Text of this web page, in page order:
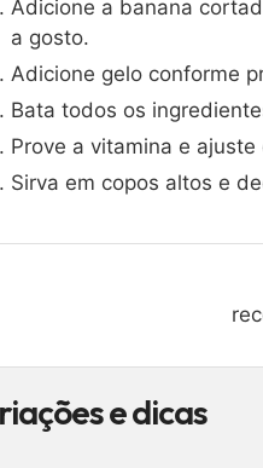
Adicione a banana
a gosto.
Adicione gelo conforme
Bata todos os
Prove a vitamina e
Sirva em copos altos e
e dicas